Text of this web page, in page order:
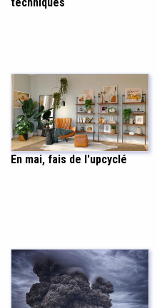
En mai, fais de l'upcyclé